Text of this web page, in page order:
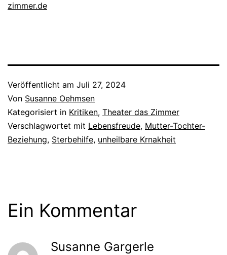
zimmer.de
Veröffentlicht am Juli 27, 2024
Von Susanne Oehmsen
Kategorisiert in Kritiken, Theater das Zimmer
Verschlagwortet mit Lebensfreude, Mutter-Tochter-
Beziehung, Sterbehilfe, unheilbare Krnakheit
Ein Kommentar
Susanne Gargerle